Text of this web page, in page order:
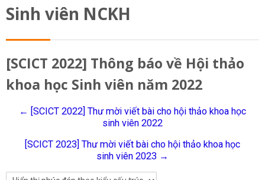
Research
Tiếng Việt
kiếm
khoá
học
Sinh viên NCKH
[SCICT 2022] Thông báo về Hội thảo
khoa học Sinh viên năm 2022
← [SCICT 2022] Thư mời viết bài cho hội thảo khoa học
sinh viên 2022
[SCICT 2023] Thư mời viết bài cho hội thảo khoa học
sinh viên 2023 →